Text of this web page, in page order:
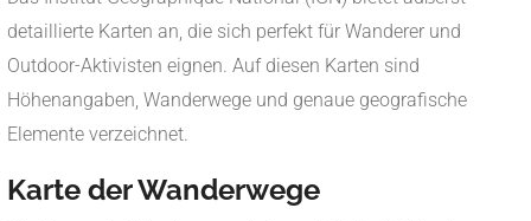
detaillierte Karten an, die sich perfekt für Wanderer und
Outdoor-Aktivisten eignen. Auf diesen Karten sind
Höhenangaben, Wanderwege und genaue geografische
Elemente verzeichnet.
Karte der Wanderwege